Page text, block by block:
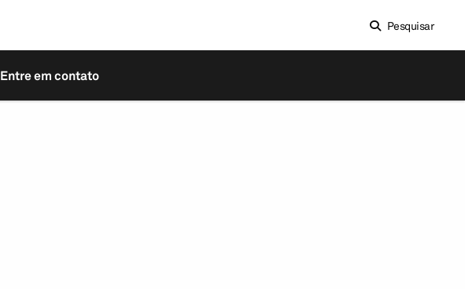
Pesquisar
Entre em contato